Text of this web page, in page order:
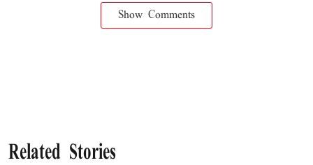
Show Comments
Related Stories